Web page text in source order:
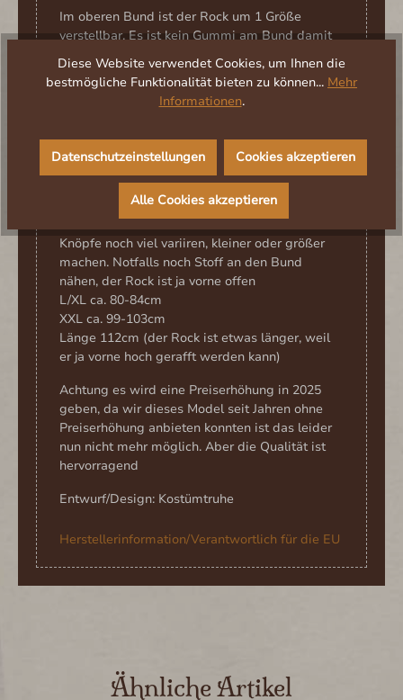
Im oberen Bund ist der Rock um 1 Größe
verstellbar. Es ist kein Gummi am Bund damit
der Rock in der Taille nicht aufträgt und auch
authentisch bleibt.Ihr könnt diesen Überrock
auch komplett neu einfärben, das wäre
sicherlich auch eine gute Idee für die
Maße:
Bund: man kann den Knopf evtl. noch etwas
weiter versetzen um den Bund noch zu
S/M ca. 76-80cm ihr könnt vorne durch die
Knöpfe noch viel variiren, kleiner oder größer
machen. Notfalls noch Stoff an den Bund
nähen, der Rock ist ja vorne offen
L/XL ca. 80-84cm
XXL ca. 99-103cm
Länge 112cm (der Rock ist etwas länger, weil
er ja vorne hoch gerafft werden kann)
Achtung es wird eine Preiserhöhung in 2025
geben, da wir dieses Model seit Jahren ohne
Preiserhöhung anbieten konnten ist das leider
nun nicht mehr möglich. Aber die Qualität ist
hervorragend
Entwurf/Design: Kostümtruhe
Herstellerinformation/Verantwortlich für die EU
Produktgalerie überspringenÄhnliche Artikel
Diese Website verwendet Cookies, um Ihnen die
bestmögliche Funktionalität bieten zu können... Mehr
Informationen.
Datenschutzeinstellungen Cookies akzeptieren
Alle Cookies akzeptieren